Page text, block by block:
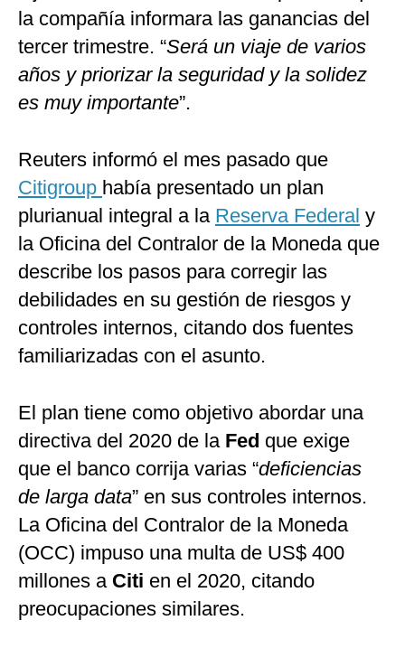
la compañía informara las ganancias del
tercer trimestre. “Será un viaje de varios
años y priorizar la seguridad y la solidez
es muy importante”.
Reuters informó el mes pasado que
Citigroup había presentado un plan
plurianual integral a la Reserva Federal y
la Oficina del Contralor de la Moneda que
describe los pasos para corregir las
debilidades en su gestión de riesgos y
controles internos, citando dos fuentes
familiarizadas con el asunto.
El plan tiene como objetivo abordar una
directiva del 2020 de la Fed que exige
que el banco corrija varias “deficiencias
de larga data” en sus controles internos.
La Oficina del Contralor de la Moneda
(OCC) impuso una multa de US$ 400
millones a Citi en el 2020, citando
preocupaciones similares.